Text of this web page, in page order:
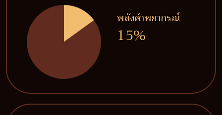
พลังคำพยากรณ์
15%